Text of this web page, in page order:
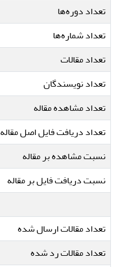
تعداد دوره‌ها
تعداد شماره‌ها
تعداد مقالات
تعداد نویسندگان
تعداد مشاهده مقاله
تعداد دریافت فایل اصل مقاله
نسبت مشاهده بر مقاله
نسبت دریافت فایل بر مقاله
تعداد مقالات ارسال شده
تعداد مقالات رد شده